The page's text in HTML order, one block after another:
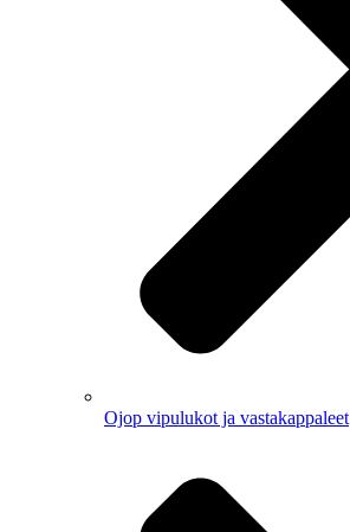
Ojop vipulukot ja vastakappaleet